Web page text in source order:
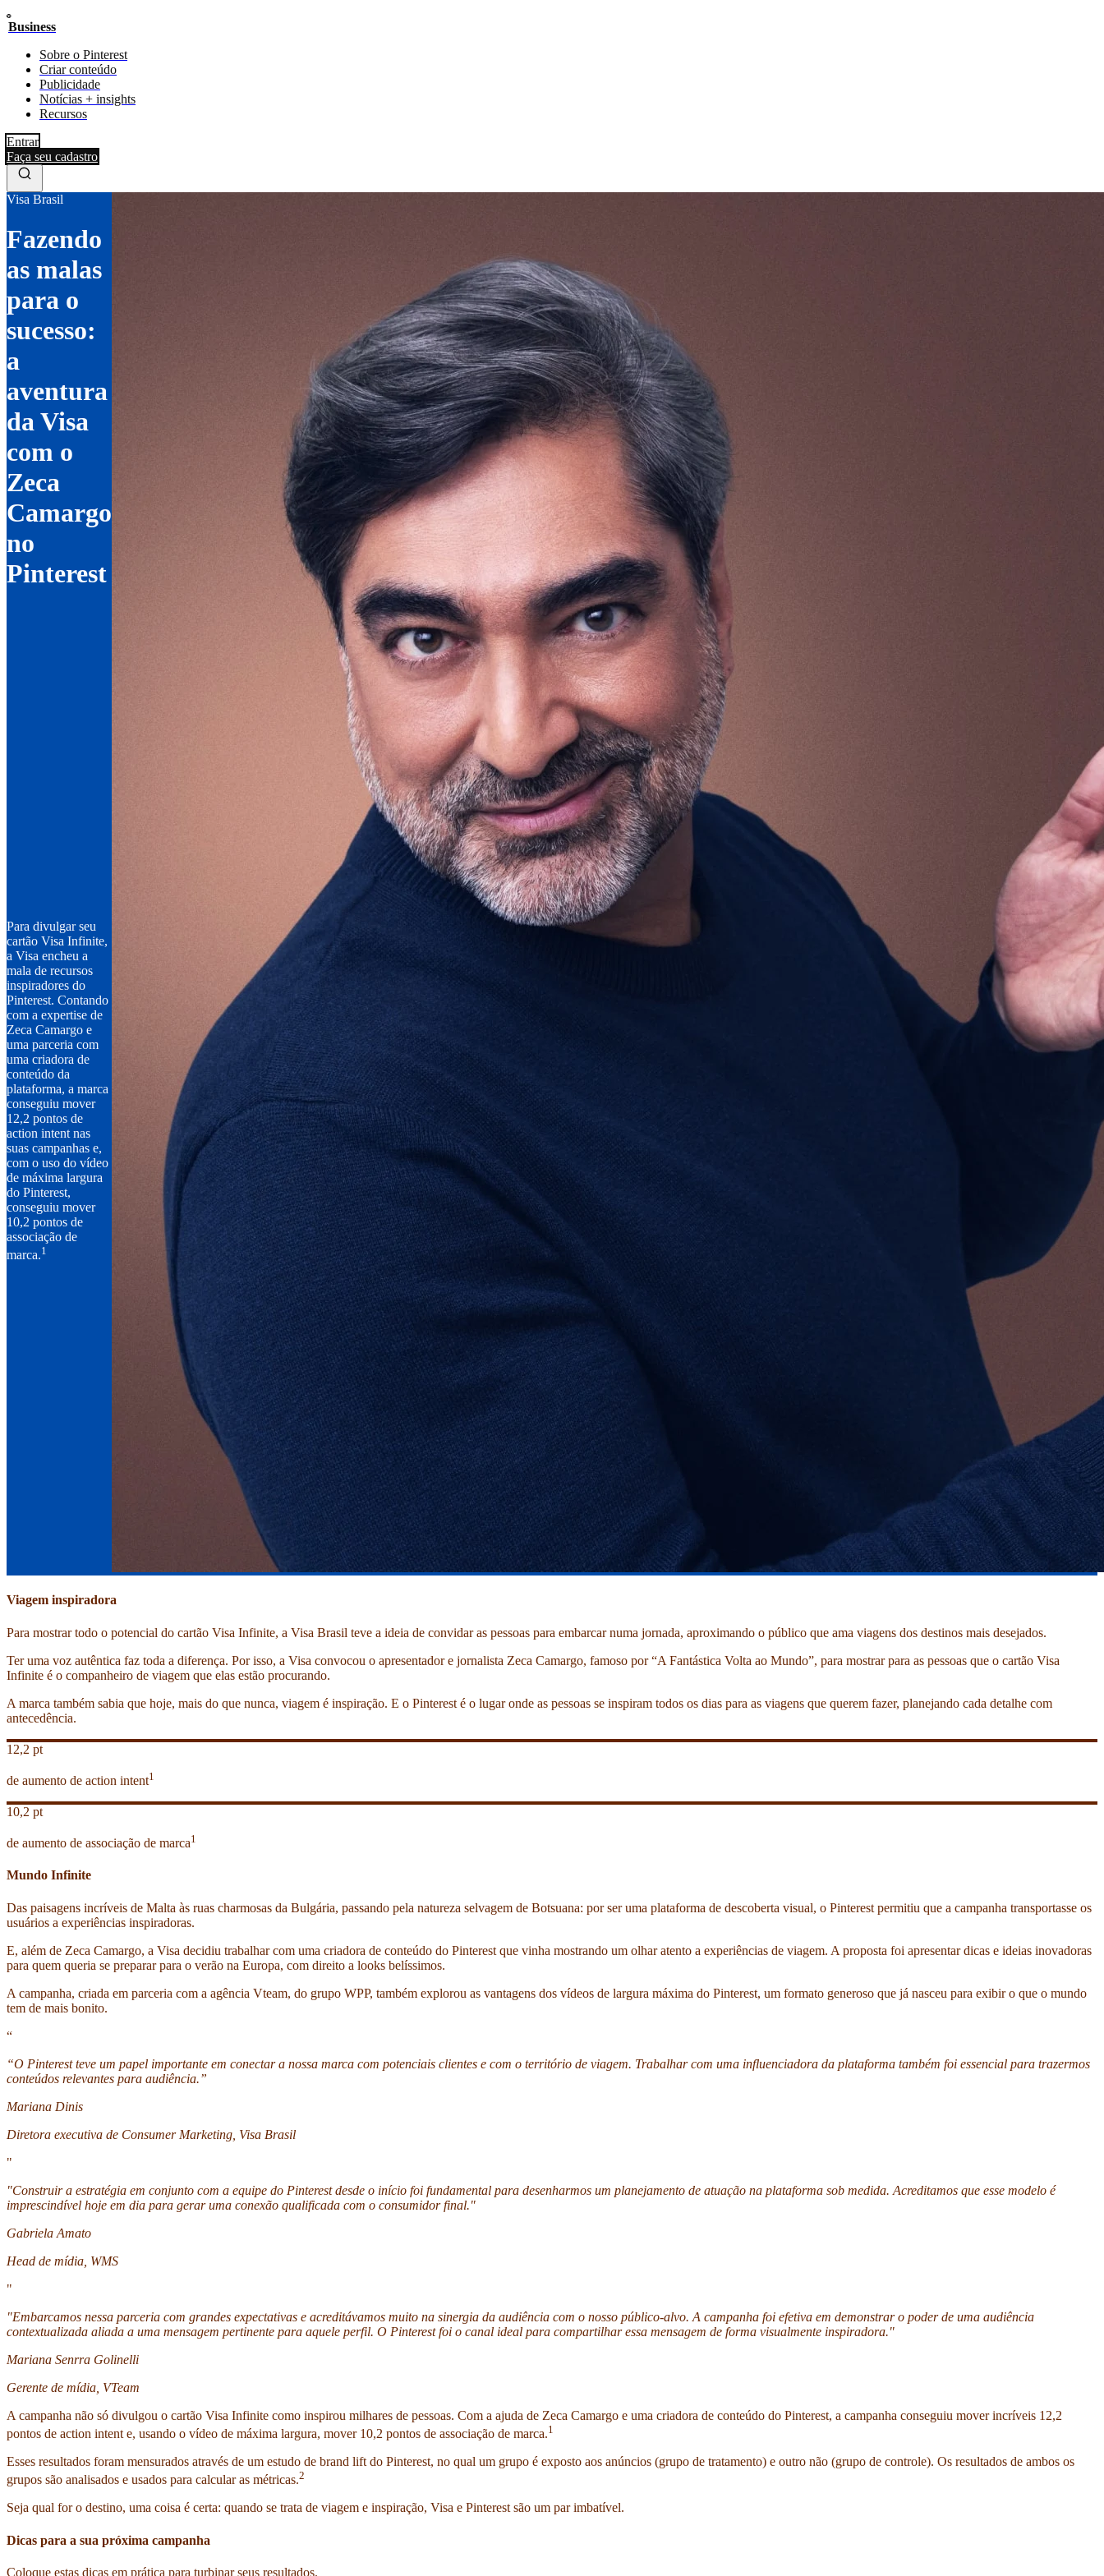
Business
Sobre o Pinterest
Criar conteúdo
Publicidade
Notícias + insights
Recursos
Entrar
Faça seu cadastro
Visa Brasil
Fazendo
as malas
para o
sucesso:
a
aventura
da Visa
com o
Zeca
Camargo
no
Pinterest
Para divulgar seu
cartão Visa Infinite,
a Visa encheu a
mala de recursos
inspiradores do
Pinterest. Contando
com a expertise de
Zeca Camargo e
uma parceria com
uma criadora de
conteúdo da
plataforma, a marca
conseguiu mover
12,2 pontos de
action intent nas
suas campanhas e,
com o uso do vídeo
de máxima largura
do Pinterest,
conseguiu mover
10,2 pontos de
associação de
marca.1
Viagem inspiradora
Para mostrar todo o potencial do cartão Visa Infinite, a Visa Brasil teve a ideia de convidar as pessoas para embarcar numa jornada, aproximando o público que ama viagens dos destinos mais desejados.
Ter uma voz autêntica faz toda a diferença. Por isso, a Visa convocou o apresentador e jornalista Zeca Camargo, famoso por “A Fantástica Volta ao Mundo”, para mostrar para as pessoas que o cartão Visa
Infinite é o companheiro de viagem que elas estão procurando.
A marca também sabia que hoje, mais do que nunca, viagem é inspiração. E o Pinterest é o lugar onde as pessoas se inspiram todos os dias para as viagens que querem fazer, planejando cada detalhe com
antecedência.
12,2 pt
de aumento de action intent1
10,2 pt
de aumento de associação de marca1
Mundo Infinite
Das paisagens incríveis de Malta às ruas charmosas da Bulgária, passando pela natureza selvagem de Botsuana: por ser uma plataforma de descoberta visual, o Pinterest permitiu que a campanha transportasse os
usuários a experiências inspiradoras.
E, além de Zeca Camargo, a Visa decidiu trabalhar com uma criadora de conteúdo do Pinterest que vinha mostrando um olhar atento a experiências de viagem. A proposta foi apresentar dicas e ideias inovadoras
para quem queria se preparar para o verão na Europa, com direito a looks belíssimos.
A campanha, criada em parceria com a agência Vteam, do grupo WPP, também explorou as vantagens dos vídeos de largura máxima do Pinterest, um formato generoso que já nasceu para exibir o que o mundo
tem de mais bonito.
“
“O Pinterest teve um papel importante em conectar a nossa marca com potenciais clientes e com o território de viagem. Trabalhar com uma influenciadora da plataforma também foi essencial para trazermos
conteúdos relevantes para audiência.”
Mariana Dinis
Diretora executiva de Consumer Marketing, Visa Brasil
"
"Construir a estratégia em conjunto com a equipe do Pinterest desde o início foi fundamental para desenharmos um planejamento de atuação na plataforma sob medida. Acreditamos que esse modelo é
imprescindível hoje em dia para gerar uma conexão qualificada com o consumidor final."
Gabriela Amato
Head de mídia, WMS
"
"Embarcamos nessa parceria com grandes expectativas e acreditávamos muito na sinergia da audiência com o nosso público-alvo. A campanha foi efetiva em demonstrar o poder de uma audiência
contextualizada aliada a uma mensagem pertinente para aquele perfil. O Pinterest foi o canal ideal para compartilhar essa mensagem de forma visualmente inspiradora."
Mariana Senrra Golinelli
Gerente de mídia, VTeam
A campanha não só divulgou o cartão Visa Infinite como inspirou milhares de pessoas. Com a ajuda de Zeca Camargo e uma criadora de conteúdo do Pinterest, a campanha conseguiu mover incríveis 12,2
pontos de action intent e, usando o vídeo de máxima largura, mover 10,2 pontos de associação de marca.1
Esses resultados foram mensurados através de um estudo de brand lift do Pinterest, no qual um grupo é exposto aos anúncios (grupo de tratamento) e outro não (grupo de controle). Os resultados de ambos os
grupos são analisados e usados para calcular as métricas.2
Seja qual for o destino, uma coisa é certa: quando se trata de viagem e inspiração, Visa e Pinterest são um par imbatível.
Dicas para a sua próxima campanha
Coloque estas dicas em prática para turbinar seus resultados.